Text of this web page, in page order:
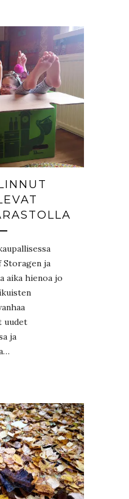
Storagen ja
aika hienoa jo
uudet
ja